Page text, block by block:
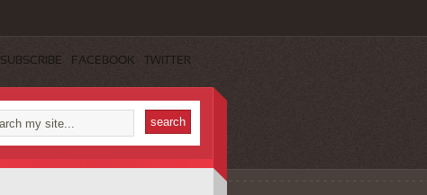
SUBSCRIBE FACEBOOK TWITTER